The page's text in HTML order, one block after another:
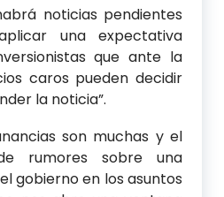
noticias pendientes
una expectativa
que ante la
caros pueden decidir
la noticia”.
son muchas y el
rumores sobre una
gobierno en los asuntos